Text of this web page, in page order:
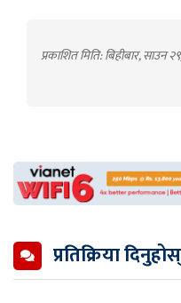
प्रकाशित मिति: बिहीबार, साउन
प्रतिक्रिया दिनुहोस्